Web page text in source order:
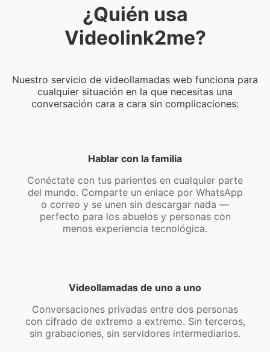
¿Quién usa
Videolink2me?
Nuestro servicio de videollamadas web funciona para
cualquier situación en la que necesitas una
conversación cara a cara sin complicaciones:
Hablar con la familia
Conéctate con tus parientes en cualquier parte
del mundo. Comparte un enlace por WhatsApp
o correo y se unen sin descargar nada —
perfecto para los abuelos y personas con
menos experiencia tecnológica.
Videollamadas de uno a uno
Conversaciones privadas entre dos personas
con cifrado de extremo a extremo. Sin terceros,
sin grabaciones, sin servidores intermediarios.